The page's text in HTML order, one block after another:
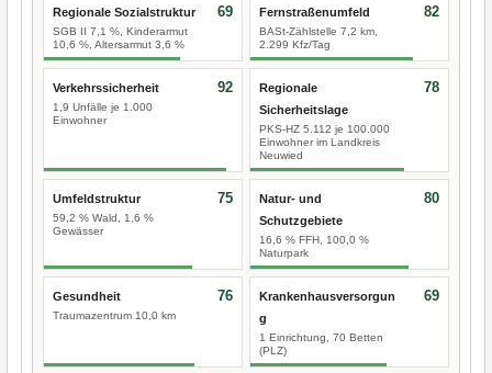
Regionale Sozialstruktur
SGB II 7,1 %, Kinderarmut
10,6 %, Altersarmut 3,6 %
69 Fernstraßenumfeld
BASt-Zählstelle 7,2 km,
2.299 Kfz/Tag
82
Verkehrssicherheit
1,9 Unfälle je 1.000
Einwohner
92
Regionale
Sicherheitslage
PKS-HZ 5.112 je 100.000
Einwohner im Landkreis
Neuwied
78
Umfeldstruktur
59,2 % Wald, 1,6 %
Gewässer
75
Natur- und
Schutzgebiete
16,6 % FFH, 100,0 %
Naturpark
80
Gesundheit
Traumazentrum 10,0 km
76
Krankenhausversorgun
g
1 Einrichtung, 70 Betten
(PLZ)
69